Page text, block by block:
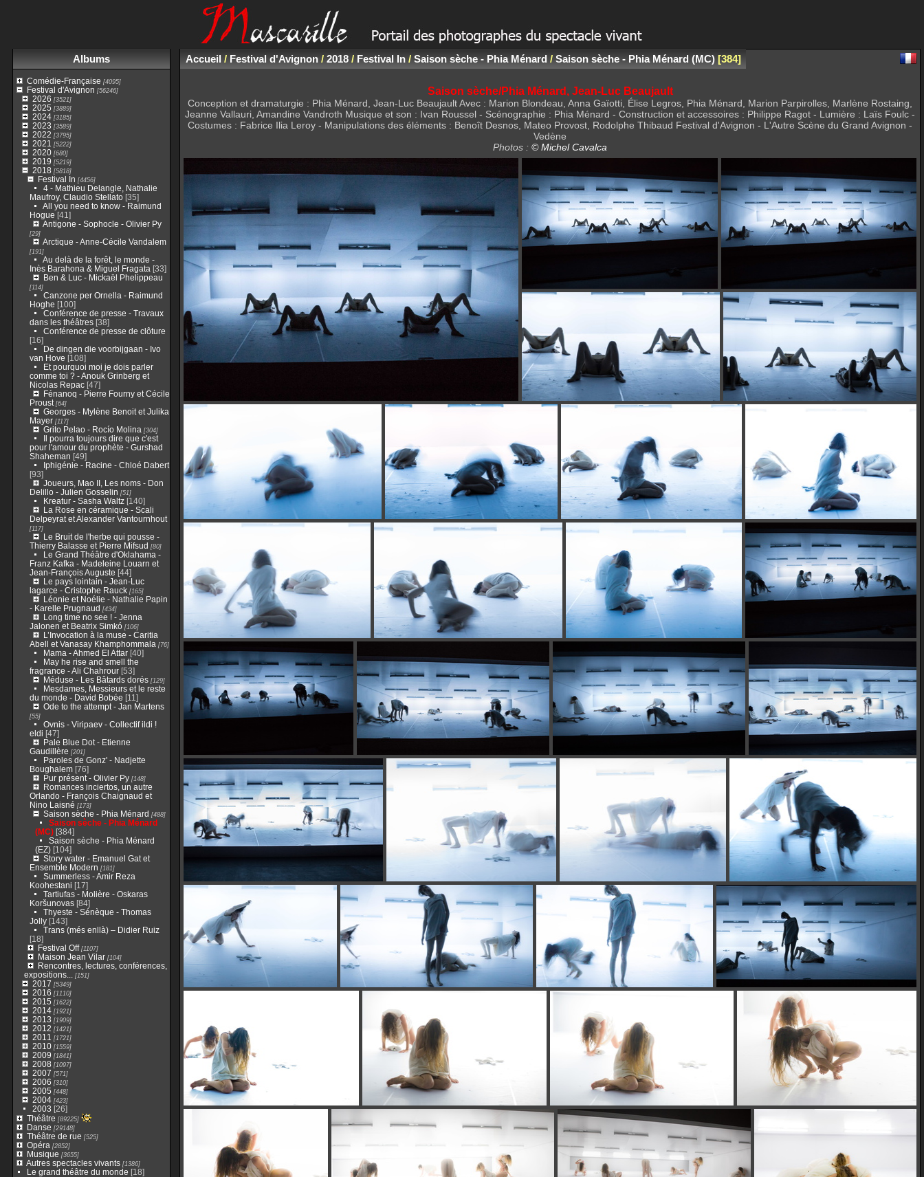
Albums
Comédie-Française [4095]
Festival d'Avignon [56246]
2026 [3521]
2025 [3889]
2024[3185]
2023 [3589]
2022 [3795]
2021 [5222]
2020[680]
2019 [5219]
2018 [5818]
Festival In [4456]
4 - Mathieu Delangle, Nathalie
Maufroy, Claudio Stellato[35]
All you need to know - Raimund
Hogue [41]
Antigone - Sophocle - Olivier Py
[29]
Arctique - Anne-Cécile Vandalem
[191]
Au delà de la forêt, le monde -
Inès Barahona & Miguel Fragata [33]
Ben & Luc - Mickaël Phelippeau
[114]
Canzone per Ornella - Raimund
Hoghe [100]
Conférence de presse - Travaux
dans les théâtres[38]
Conférence de presse de clôture
[16]
De dingen die voorbijgaan - Ivo
van Hove [108]
Et pourquoi moi je dois parler
comme toi ? - Anouk Grinberg et
Nicolas Repac[47]
Fénanoq - Pierre Fourny et Cécile
Proust[64]
Georges - Mylène Benoit et Julika
Mayer[117]
Grito Pelao - Rocío Molina [304]
Il pourra toujours dire que c'est
pour l'amour du prophète - Gurshad
Shaheman [49]
Iphigénie - Racine - Chloé Dabert
[93]
Joueurs, Mao II, Les noms - Don
Delillo - Julien Gosselin [51]
Kreatur - Sasha Waltz[140]
La Rose en céramique - Scali
Delpeyrat et Alexander Vantournhout
[117]
Le Bruit de l'herbe qui pousse -
Thierry Balasse et Pierre Mifsud [80]
Le Grand Théâtre d'Oklahama -
Franz Kafka - Madeleine Louarn et
Jean-François Auguste [44]
Le pays lointain - Jean-Luc
lagarce - Cristophe Rauck[165]
Léonie et Noélie - Nathalie Papin
- Karelle Prugnaud [434]
Long time no see ! - Jenna
Jalonen et Beatrix Simkó[106]
L’Invocation à la muse - Caritia
Abell et Vanasay Khamphommala [76]
Mama - Ahmed El Attar[40]
May he rise and smell the
fragrance - Ali Chahrour[53]
Méduse - Les Bâtards dorés[129]
Mesdames, Messieurs et le reste
du monde - David Bobée [11]
Ode to the attempt - Jan Martens
[55]
Ovnis - Viripaev - Collectif ildi !
eldi [47]
Pale Blue Dot - Etienne
Gaudillère [201]
Paroles de Gonz' - Nadjette
Boughalem[76]
Pur présent - Olivier Py[148]
Romances inciertos, un autre
Orlando - François Chaignaud et
Nino Laisné [173]
Saison sèche - Phia Ménard [488]
Saison sèche - Phia Ménard
(MC)[384]
Saison sèche - Phia Ménard
(EZ)[104]
Story water - Emanuel Gat et
Ensemble Modern [181]
Summerless - Amir Reza
Koohestani [17]
Tartiufas - Molière - Oskaras
Koršunovas[84]
Thyeste - Sénèque - Thomas
Jolly[143]
Trans (més enllà) – Didier Ruiz
[18]
Festival Off[1107]
Maison Jean Vilar[104]
Rencontres, lectures, conférences,
expositions...
[151]
2017 [5349]
2016 [1110]
2015 [1622]
2014[1921]
2013 [1909]
2012 [1421]
2011 [1721]
2010[1559]
2009 [1841]
2008 [1097]
2007 [571]
2006 [310]
2005 [448]
2004[423]
2003 [26]
Théâtre [89225]
Danse [29148]
Théâtre de rue [525]
Opéra [2852]
Musique [3655]
Autres spectacles vivants[1386]
Le grand théâtre du monde [18]
Accueil/ Festival d'Avignon/ 2018/ Festival In/ Saison sèche - Phia Ménard/ Saison sèche - Phia Ménard (MC) 384
Saison sèche/Phia Ménard, Jean-Luc Beaujault
Conception et dramaturgie : Phia Ménard, Jean-Luc Beaujault Avec : Marion Blondeau, Anna Gaïotti, Élise Legros, Phia Ménard, Marion Parpirolles, Marlène Rostaing,
Jeanne Vallauri, Amandine Vandroth Musique et son : Ivan Roussel - Scénographie : Phia Ménard - Construction et accessoires : Philippe Ragot - Lumière : Laïs Foulc -
Costumes : Fabrice Ilia Leroy - Manipulations des éléments : Benoît Desnos, Mateo Provost, Rodolphe Thibaud Festival d'Avignon - L'Autre Scène du Grand Avignon -
Vedène
Photos : © Michel Cavalca